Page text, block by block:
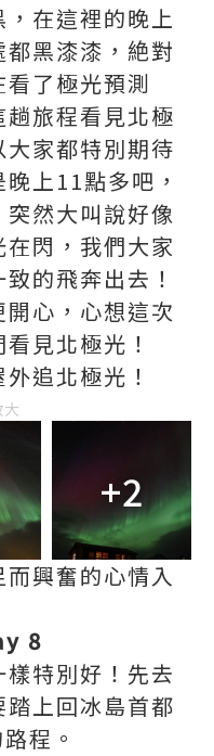
在這裡的晚上
黑漆漆，絶對
了極光預測
旅程看見北極
家都特別期待
上11點多吧，
然大叫說好像
閃，我們大家
的飛奔出去！
心，心想這次
見北極光！
追北極光！
+2
興奮的心情入
8
特別好！先去
上回冰島首都
程。